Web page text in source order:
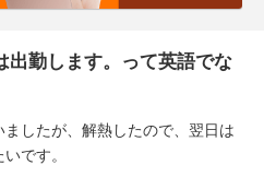
出勤します。って英語でな
したが、解熱したので、翌日は
です。